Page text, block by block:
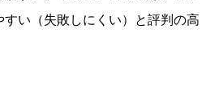
すい（失敗しにくい）と評判の高